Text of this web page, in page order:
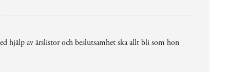
hjälp av årslistor och beslutsamhet ska allt bli som hon